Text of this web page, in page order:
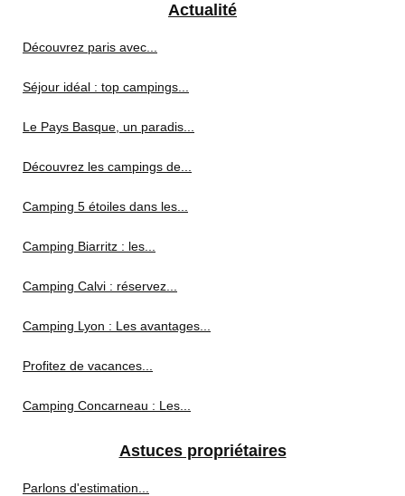
Actualité
Découvrez paris avec...
Séjour idéal : top campings...
Le Pays Basque, un paradis...
Découvrez les campings de...
Camping 5 étoiles dans les...
Camping Biarritz : les...
Camping Calvi : réservez...
Camping Lyon : Les avantages...
Profitez de vacances...
Camping Concarneau : Les...
Astuces propriétaires
Parlons d'estimation...